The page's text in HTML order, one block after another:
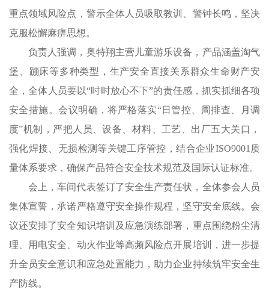
重点领域风险点，警示全体人员吸取教训、警钟长鸣，坚决
克服松懈麻痹思想。
负责人强调，奥特翔主营儿童游乐设备，产品涵盖淘气
堡、蹦床等多种类型，生产安全直接关系群众生命财产安
全，全体人员要以“时时放心不下”的责任感，抓实抓细各项
安全措施。会议明确，将严格落实“日管控、周排查、月调
度”机制，严把人员、设备、材料、工艺、出厂五大关口，
强化焊接、无损检测等关键工序管控，结合企业ISO9001质
量体系要求，确保产品符合安全技术规范及国际认证标准。
会上，车间代表签订了安全生产责任状，全体参会人员
集体宣誓，承诺严格遵守安全操作规程，坚守安全底线。会
议还安排了安全知识培训及应急演练部署，重点围绕粉尘清
理、用电安全、动火作业等高频风险点开展培训，进一步提
升全员安全意识和应急处置能力，助力企业持续筑牢安全生
产防线。